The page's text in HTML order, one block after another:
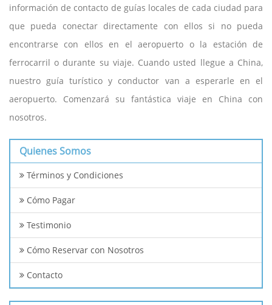
información de contacto de guías locales de cada ciudad para
que pueda conectar directamente con ellos si no pueda
encontrarse con ellos en el aeropuerto o la estación de
ferrocarril o durante su viaje. Cuando usted llegue a China,
nuestro guía turístico y conductor van a esperarle en el
aeropuerto. Comenzará su fantástica viaje en China con
nosotros.
Quienes Somos
Términos y Condiciones
Cómo Pagar
Testimonio
Cómo Reservar con Nosotros
Contacto